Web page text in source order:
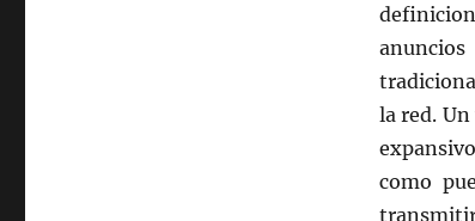
la red.
como